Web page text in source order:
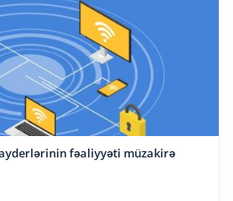
fəaliyyəti müzakirə